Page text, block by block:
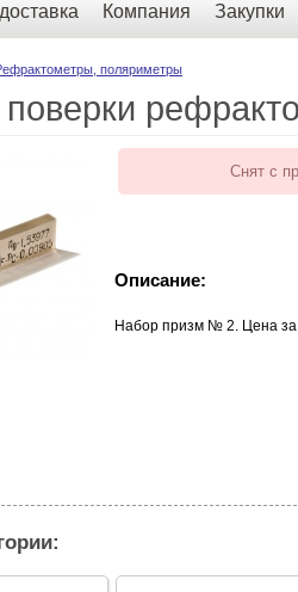
Компания Закупки
поляриметры
Снят с
Описание:
Набор призм № 2. Цена за